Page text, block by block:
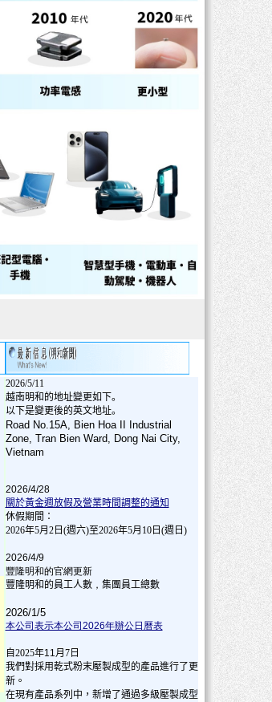
2026/5/11
越南明和的地址變更如下。
以下是變更後的英文地址。
Road No.15A, Bien Hoa II Industrial
Zone, Tran Bien Ward, Dong Nai City,
Vietnam
2026/4/28
關於黃金週放假及營業時間調整的通知
休假期間：
2026年5月 2日(週六)至2026年5月 10日(週日)
2026/4/9
豐隆明和的官網更新
豐隆明和的員工人數， 集團員工總數
2026/1/5
本公司表示本公司2026年辦公日曆表
自2025年11月 7日
我們對採用乾式粉末壓製成型的產品進行了更
新。
在現有產品系列中，新增了通過多級壓製成型